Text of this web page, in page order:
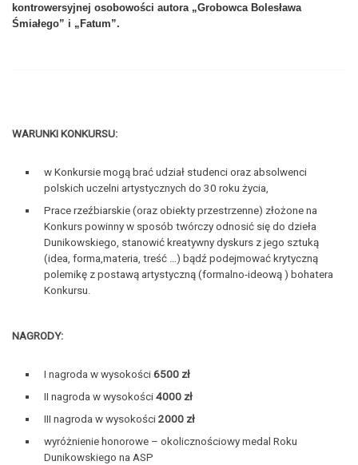
kontrowersyjnej osobowości autora „Grobowca Bolesława
Śmiałego” i „Fatum”.
WARUNKI KONKURSU:
w Konkursie mogą brać udział studenci oraz absolwenci
polskich uczelni artystycznych do 30 roku życia,
Prace rzeźbiarskie (oraz obiekty przestrzenne) złożone na
Konkurs powinny w sposób twórczy odnosić się do dzieła
Dunikowskiego, stanowić kreatywny dyskurs z jego sztuką
(idea, forma,materia, treść …) bądź podejmować krytyczną
polemikę z postawą artystyczną (formalno-ideową ) bohatera
Konkursu.
NAGRODY:
I nagroda w wysokości 6500 zł
II nagroda w wysokości 4000 zł
III nagroda w wysokości 2000 zł
wyróżnienie honorowe – okolicznościowy medal Roku
Dunikowskiego na ASP